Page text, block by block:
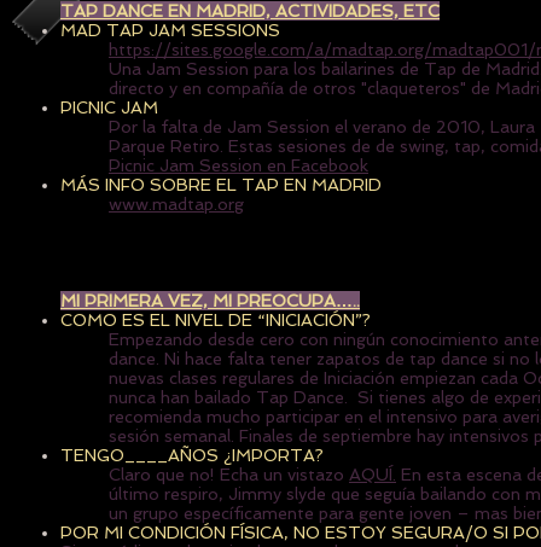
TAP DANCE EN MADRID, ACTIVIDADES, ETC
MAD TAP JAM SESSIONS
https://sites.google.com/a/madtap.org/madtap001/
Una Jam Session para los bailarines de Tap de
directo y en compañía de otros "claqueteros" de
PICNIC JAM
Por la falta de Jam Session el verano de 2010,
Parque Retiro. Estas sesiones de de swing, tap,
Picnic Jam Session en Facebook
MÁS INFO SOBRE EL TAP EN MADRID
www.madtap.org
MI PRIMERA VEZ, MI PREOCUPA…..
COMO ES EL NIVEL DE “INICIACIÓN”?
Empezando desde cero con ningún conocimiento
dance. Ni hace falta tener zapatos de tap dance si
nuevas clases regulares de Iniciación empiezan cada
nunca han bailado Tap Dance. Si tienes algo de
recomienda mucho participar en el intensivo para
sesión semanal. Finales de septiembre hay intensivos
TENGO____AÑOS ¿IMPORTA?
Claro que no! Echa un vistazo AQUÍ. En esta escena
último respiro, Jimmy slyde que seguía bailando
un grupo específicamente para gente joven – mas
POR MI CONDICIÓN FÍSICA, NO ESTOY SEGURA/O SI